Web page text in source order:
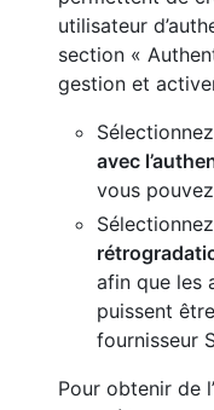
utilisateur
section «
gestion et
Sélectionnez
avec
vous
Sélectionnez
afin que les
puissent
fournisseur
Pour obtenir de